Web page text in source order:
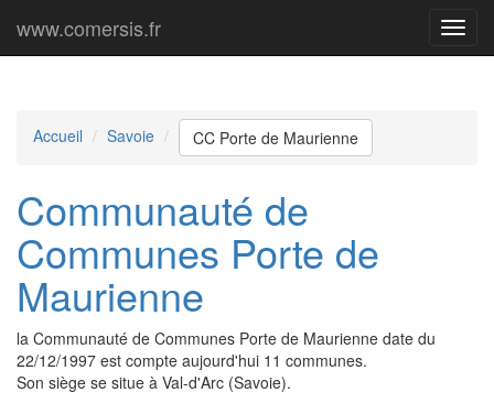
Menu
www.comersis.fr
Accueil Savoie CC Porte de Maurienne
Communauté de
Communes Porte de
Maurienne
la Communauté de Communes Porte de Maurienne date du
22/12/1997 est compte aujourd'hui 11 communes.
Son siège se situe à Val-d'Arc (Savoie).